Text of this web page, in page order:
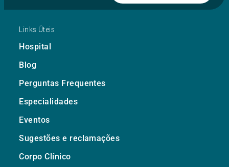
Links Úteis
Hospital
Blog
Perguntas Frequentes
Especialidades
Eventos
Sugestões e reclamações
Corpo Clínico